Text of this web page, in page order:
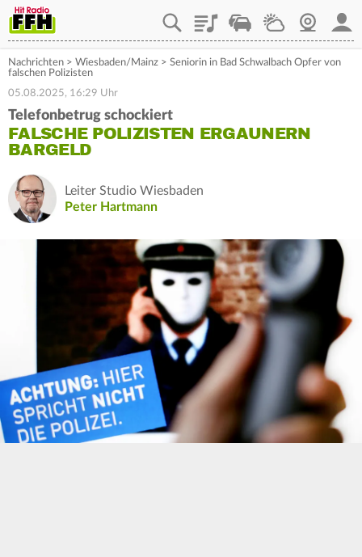
PlaylistStaupilotWetterWebcam
Nachrichten > Wiesbaden/Mainz > Seniorin in Bad Schwalbach Opfer von
falschen Polizisten
05.08.2025, 16:29 Uhr
Telefonbetrug schockiert
FALSCHE POLIZISTEN ERGAUNERN
BARGELD
Leiter Studio Wiesbaden
Peter Hartmann